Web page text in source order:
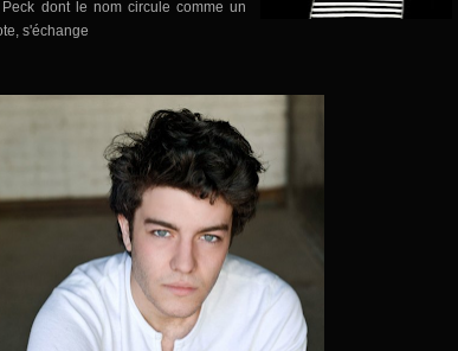
dont le nom circule comme un
s'échange